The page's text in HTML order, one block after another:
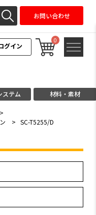
グイン
0
お問い合わせ
ステム 材料・素材
>
> SC-T5255/D